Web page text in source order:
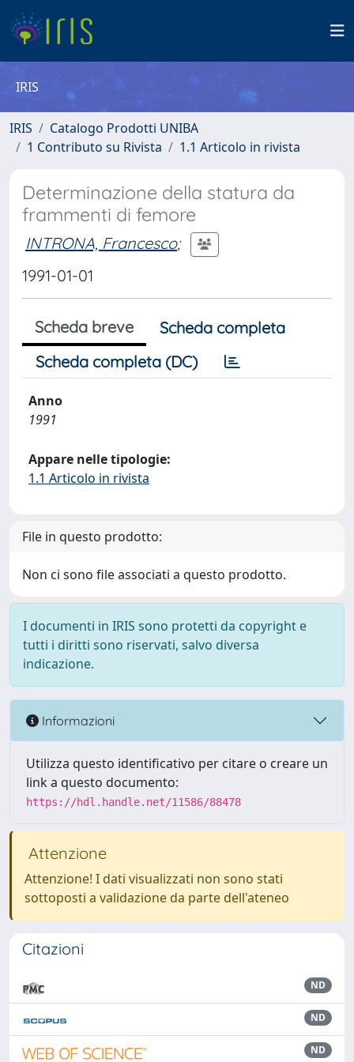
IRIS
IRIS
Catalogo Prodotti UNIBA
1 Contributo su Rivista
1.1 Articolo in rivista
Determinazione della statura da
frammenti di femore
INTRONA, Francesco;
1991-01-01
Scheda breve
Scheda completa
Scheda completa (DC)
Anno
1991
Appare nelle tipologie:
1.1 Articolo in rivista
File in questo prodotto:
Non ci sono file associati a questo prodotto.
I documenti in IRIS sono protetti da copyright e
tutti i diritti sono riservati, salvo diversa
indicazione.
Informazioni
Utilizza questo identificativo per citare o creare un
link a questo documento:
https://hdl.handle.net/11586/88478
Attenzione
Attenzione! I dati visualizzati non sono stati
sottoposti a validazione da parte dell'ateneo
Citazioni
ND
ND
ND